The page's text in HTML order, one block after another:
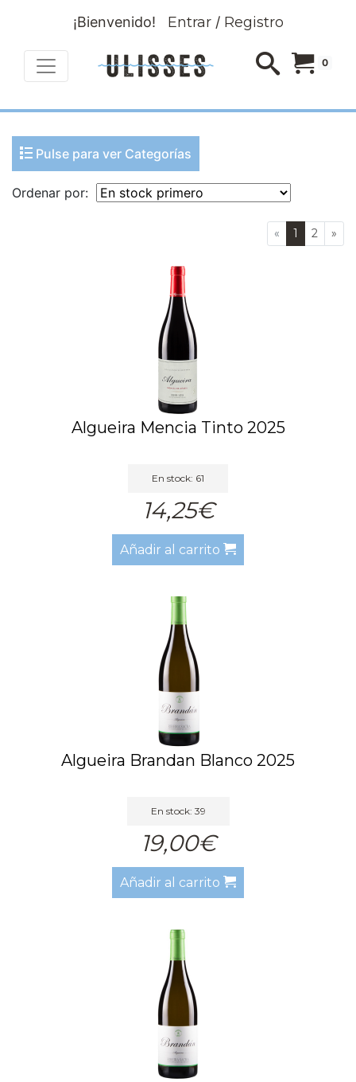
¡Bienvenido! Entrar/ Registro
0
Pulse para ver Categorías
Ordenar por:
« 1 2 »
Algueira Mencia Tinto 2025
En stock: 61
14,25€
Añadir al carrito
Algueira Brandan Blanco 2025
En stock: 39
19,00€
Añadir al carrito